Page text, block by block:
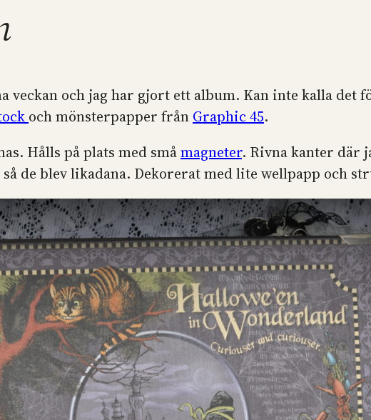
veckan och jag har gjort ett album. Kan inte kalla
och mönsterpapper från Graphic 45.
Hålls på plats med småmagneter. Rivna kanter där
de blev likadana. Dekorerat med lite wellpapp och